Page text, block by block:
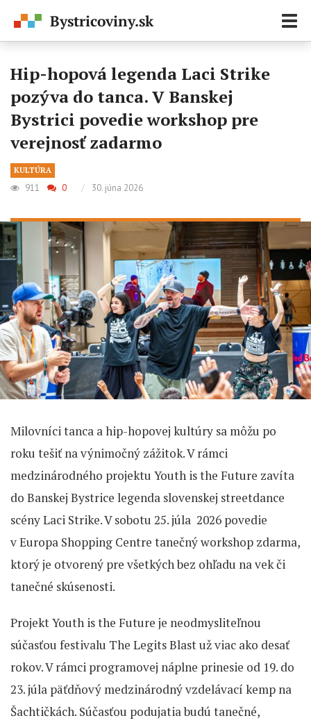
Hip-hopová legenda Laci Strike
pozýva do tanca. V Banskej
Bystrici povedie workshop pre
verejnosť zadarmo
KULTÚRA
911 0 / 30. júna 2026
Milovníci tanca a hip-hopovej kultúry sa môžu po
roku tešiť na výnimočný zážitok. V rámci
medzinárodného projektu Youth is the Future zavíta
do Banskej Bystrice legenda slovenskej streetdance
scény Laci Strike. V sobotu 25. júla 2026 povedie
v Europa Shopping Centre tanečný workshop zdarma,
ktorý je otvorený pre všetkých bez ohľadu na vek či
tanečné skúsenosti.
Projekt Youth is the Future je neodmysliteľnou
súčasťou festivalu The Legits Blast už viac ako desať
rokov. V rámci programovej náplne prinesie od 19. do
23. júla päťdňový medzinárodný vzdelávací kemp na
Šachtičkách. Súčasťou podujatia budú tanečné,